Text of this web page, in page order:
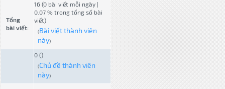
Tổng
bài viết:
16 (0 bài viết mỗi ngày |
0.07 % trong tổng số bài
viết)
(Bài viết thành viên
này)
0 ()
(Chủ đề thành viên
này)